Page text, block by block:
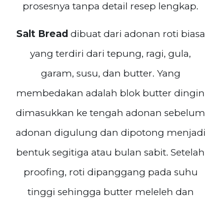
prosesnya tanpa detail resep lengkap.
Salt Bread dibuat dari adonan roti biasa
yang terdiri dari tepung, ragi, gula,
garam, susu, dan butter. Yang
membedakan adalah blok butter dingin
dimasukkan ke tengah adonan sebelum
adonan digulung dan dipotong menjadi
bentuk segitiga atau bulan sabit. Setelah
proofing, roti dipanggang pada suhu
tinggi sehingga butter meleleh dan